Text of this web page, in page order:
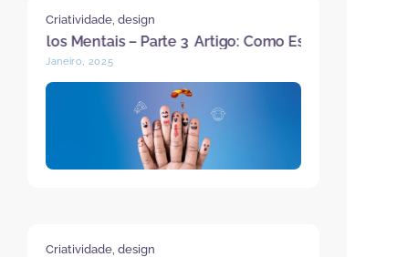
Criatividade design
Mentais – Parte 3 Artigo: Como Estimular o
Janeiro, 2025
Criatividade design